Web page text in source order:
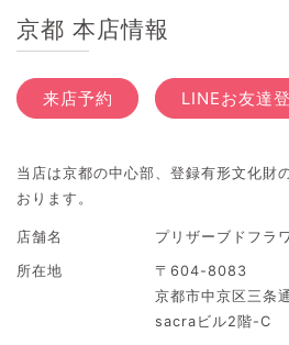
京都 本店情報
来店予約 LINEお友達
当店は京都の中心部、登録有形文化財
おります。
店舗名 プリザーブドフラ
所在地
〒604-8083
京都市中京区三条
sacraビル2階-C